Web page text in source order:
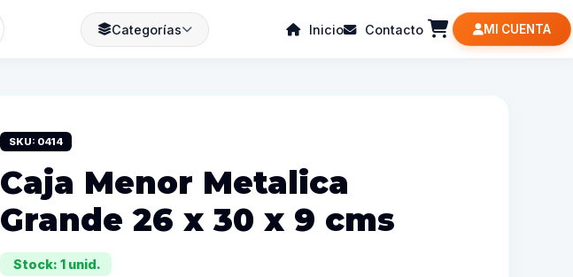
Categorías Inicio Contacto MI CUENTA
SKU: 0414
Caja Menor Metalica
Grande 26 x 30 x 9 cms
Stock: 1 unid.